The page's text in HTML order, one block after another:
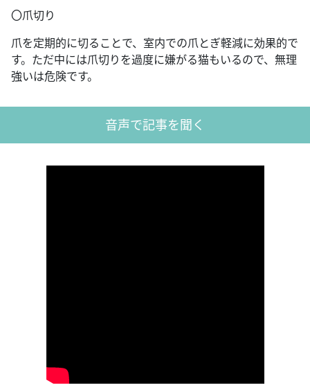
〇爪切り
爪を定期的に切ることで、室内での爪とぎ軽減に効果的で
す。ただ中には爪切りを過度に嫌がる猫もいるので、無理
強いは危険です。
音声で記事を聞く